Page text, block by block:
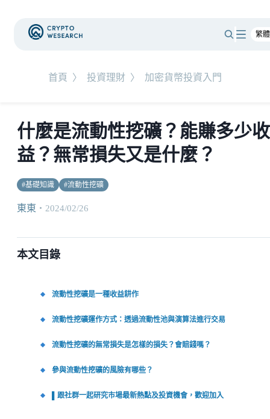
首頁 〉 投資理財 〉 加密貨幣投資入門
什麼是流動性挖礦？能賺多少收
益？無常損失又是什麼？
#基礎知識 #流動性挖礦
東東 ・ 2024/02/26
本文目錄
流動性挖礦是一種收益耕作
流動性挖礦運作方式：透過流動性池與演算法進行交易
流動性挖礦的無常損失是怎樣的損失？會賠錢嗎？
參與流動性挖礦的風險有哪些？
▌跟社群一起研究市場最新熱點及投資機會，歡迎加入